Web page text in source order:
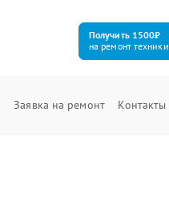
Получить 1500₽
на ремонт техники
Заявка на ремонт Контакты